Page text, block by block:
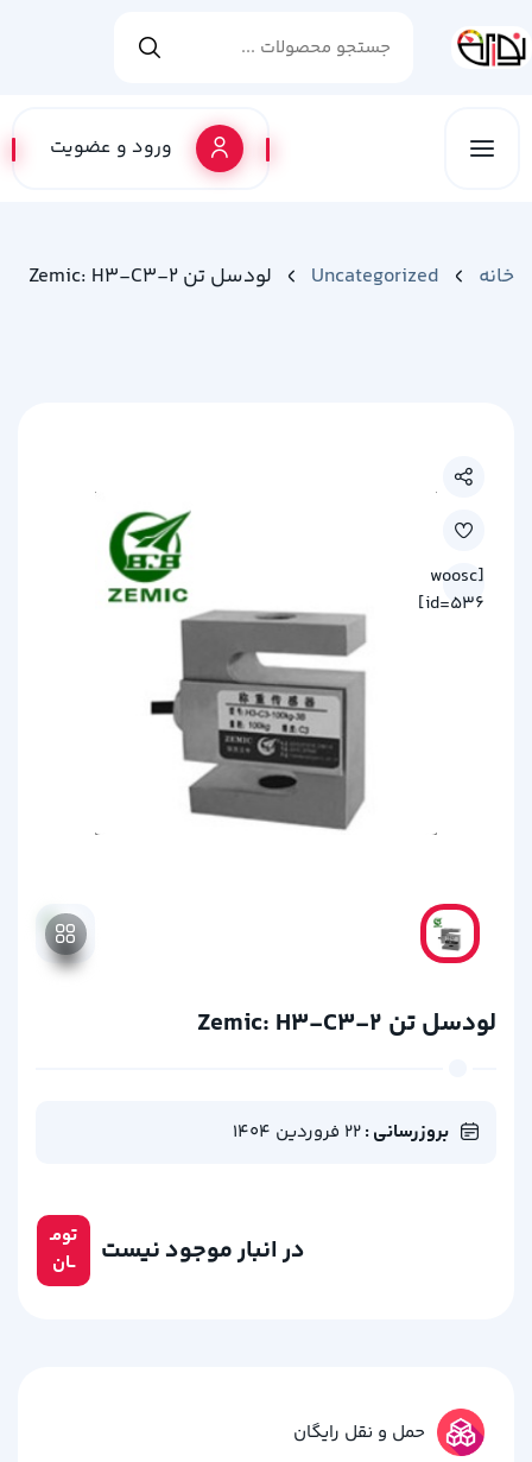
ورود و عضویت
خانه Uncategorized لودسل تن Zemic: H3-C3-2
[woosc
id=536]
لودسل تن Zemic: H3-C3-2
بروزرسانی :22 فروردین 1404
تومـ
ــان
در انبار موجود نیست
حمل و نقل رایگان